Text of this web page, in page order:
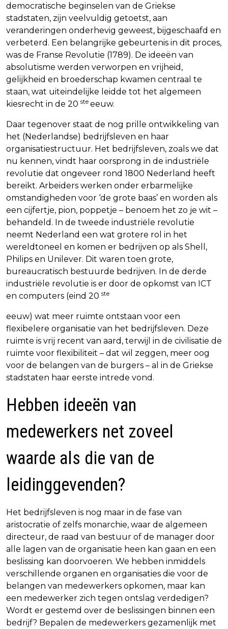
democratische beginselen van de Griekse
stadstaten, zijn veelvuldig getoetst, aan
veranderingen onderhevig geweest, bijgeschaafd en
verbeterd. Een belangrijke gebeurtenis in dit proces,
was de Franse Revolutie (1789). De ideeën van
absolutisme werden verworpen en vrijheid,
gelijkheid en broederschap kwamen centraal te
staan, wat uiteindelijke leidde tot het algemeen
kiesrecht in de 20 ste eeuw.
Daar tegenover staat de nog prille ontwikkeling van
het (Nederlandse) bedrijfsleven en haar
organisatiestructuur. Het bedrijfsleven, zoals we dat
nu kennen, vindt haar oorsprong in de industriële
revolutie dat ongeveer rond 1800 Nederland heeft
bereikt. Arbeiders werken onder erbarmelijke
omstandigheden voor ‘de grote baas’ en worden als
een cijfertje, pion, poppetje – benoem het zo je wit –
behandeld. In de tweede industriële revolutie
neemt Nederland een wat grotere rol in het
wereldtoneel en komen er bedrijven op als Shell,
Philips en Unilever. Dit waren toen grote,
bureaucratisch bestuurde bedrijven. In de derde
industriële revolutie is er door de opkomst van ICT
en computers (eind 20 ste
eeuw) wat meer ruimte ontstaan voor een
flexibelere organisatie van het bedrijfsleven. Deze
ruimte is vrij recent van aard, terwijl in de civilisatie de
ruimte voor flexibiliteit – dat wil zeggen, meer oog
voor de belangen van de burgers – al in de Griekse
stadstaten haar eerste intrede vond.
Hebben ideeën van
medewerkers net zoveel
waarde als die van de
leidinggevenden?
Het bedrijfsleven is nog maar in de fase van
aristocratie of zelfs monarchie, waar de algemeen
directeur, de raad van bestuur of de manager door
alle lagen van de organisatie heen kan gaan en een
beslissing kan doorvoeren. We hebben inmiddels
verschillende organen en organisaties die voor de
belangen van medewerkers opkomen, maar kan
een medewerker zich tegen ontslag verdedigen?
Wordt er gestemd over de beslissingen binnen een
bedrijf? Bepalen de medewerkers gezamenlijk met